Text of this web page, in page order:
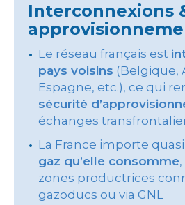
Interconnexions
Le réseau français est
pays voisins (Belgique,
Espagne, etc.), ce qui
sécurité
échanges
La France importe
gaz qu’elle consomme
zones productrices
gazoducs ou via GNL